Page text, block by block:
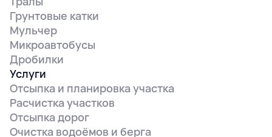
Грунтовые катки
Мульчер
Микроавтобусы
Дробилки
Услуги
Отсыпка и планировка участка
Расчистка участков
Отсыпка дорог
Очистка водоёмов и берга